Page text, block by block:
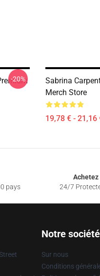
-20%
Sabrina
Merch Store
19,78 € - 21,16
pays
24/7
Notre société
Sur nous
Conditions